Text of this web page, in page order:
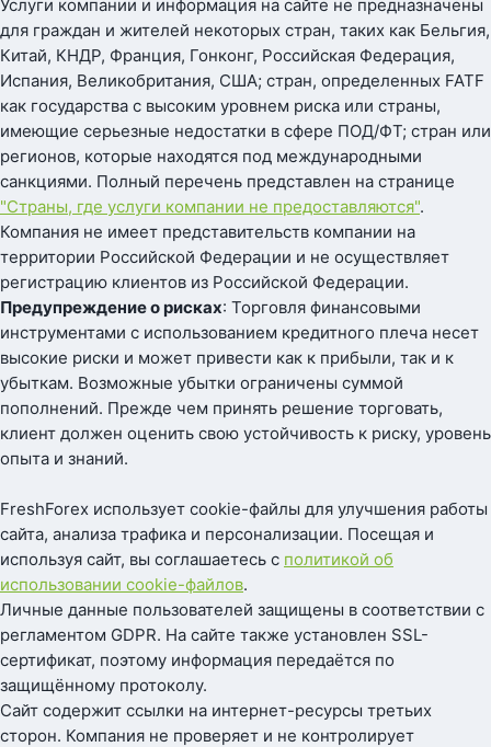
Услуги компании и информация на сайте не предназначены
для граждан и жителей некоторых стран, таких как Бельгия,
Китай, КНДР, Франция, Гонконг, Российская Федерация,
Испания, Великобритания, США; стран, определенных FATF
как государства с высоким уровнем риска или страны,
имеющие серьезные недостатки в сфере ПОД/ФТ; стран или
регионов, которые находятся под международными
санкциями. Полный перечень представлен на странице
"Страны, где услуги компании не предоставляются".
Компания не имеет представительств компании на
территории Российской Федерации и не осуществляет
регистрацию клиентов из Российской Федерации.
Предупреждение о рисках: Торговля финансовыми
инструментами с использованием кредитного плеча несет
высокие риски и может привести как к прибыли, так и к
убыткам. Возможные убытки ограничены суммой
пополнений. Прежде чем принять решение торговать,
клиент должен оценить свою устойчивость к риску, уровень
опыта и знаний.
FreshForex использует cookie-файлы для улучшения работы
сайта, анализа трафика и персонализации. Посещая и
используя сайт, вы соглашаетесь с политикой об
использовании cookie-файлов.
Личные данные пользователей защищены в соответствии с
регламентом GDPR. На сайте также установлен SSL-
сертификат, поэтому информация передаётся по
защищённому протоколу.
Сайт содержит ссылки на интернет-ресурсы третьих
сторон. Компания не проверяет и не контролирует